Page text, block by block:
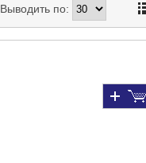
Выводить по: